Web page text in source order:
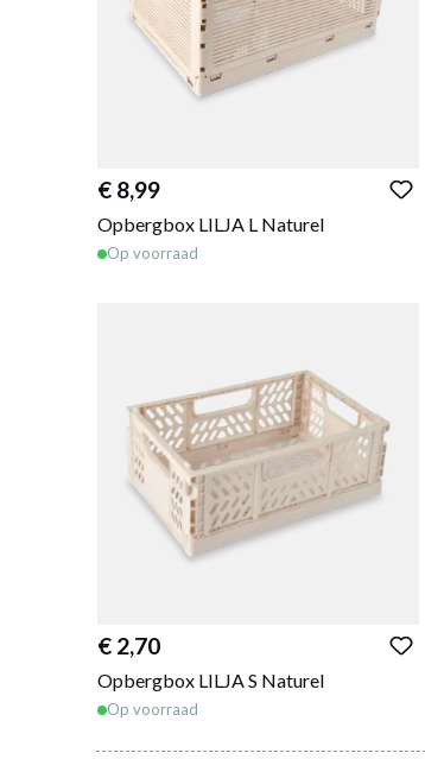
€ 8,99
Opbergbox LILJA L Naturel
Op voorraad
€ 2,70
Opbergbox LILJA S Naturel
Op voorraad